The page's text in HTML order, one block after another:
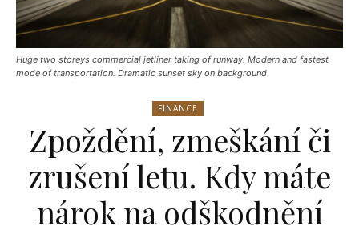
Huge two storeys commercial jetliner taking of runway. Modern and fastest
mode of transportation. Dramatic sunset sky on background
FINANCE
Zpoždění, zmeškání či
zrušení letu. Kdy máte
nárok na odškodnění